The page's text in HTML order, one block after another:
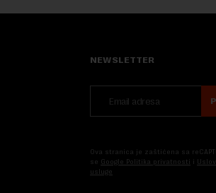
NEWSLETTER
Ova stranica je zaštićena sa
se Google Politika privatnosti i
usluge